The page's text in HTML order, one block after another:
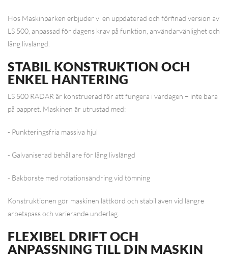
Hos Maskinparken erbjuder vi en uppdaterad och förfinad version av
LS 500, anpassad för dagens krav på funktion, användarvänlighet och
lång livslängd.
STABIL KONSTRUKTION OCH
ENKEL HANTERING
LS 500 RADAR är konstruerad för att fungera i vardagen – inte bara
på pappret. Maskinen är utrustad med:
- Punkteringsfria massiva hjul
- Galvaniserad behållare för lång livslängd
- Bakborste med rotationsändring vid tömning
Konstruktionen gör maskinen lättkörd och stabil även vid längre
arbetspass och varierande underlag.
FLEXIBEL DRIFT OCH
ANPASSNING TILL DIN MASKIN